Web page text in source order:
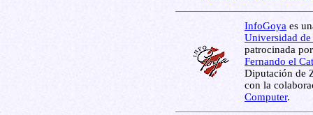
InfoGoya es
Universidad de
patrocinada
Fernando el
Diputación de
con la
Computer.